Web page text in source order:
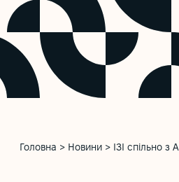
Головна > Новини > ІЗІ спільно